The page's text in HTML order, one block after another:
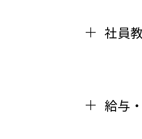
社員
給与